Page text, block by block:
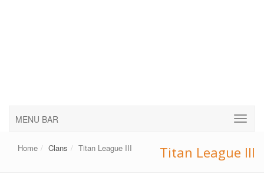
MENU BAR
Home Clans Titan League III Titan League III